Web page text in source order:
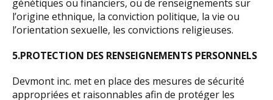
génétiques ou financiers, ou de renseignements sur
l’origine ethnique, la conviction politique, la vie ou
l’orientation sexuelle, les convictions religieuses.
5.PROTECTION DES RENSEIGNEMENTS PERSONNELS
Devmont inc. met en place des mesures de sécurité
appropriées et raisonnables afin de protéger les